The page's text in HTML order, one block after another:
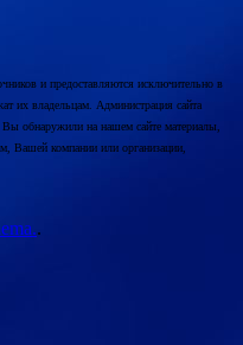
и предоставляются исключительно в
их владельцам. Администрация сайта
Вы обнаружили на нашем сайте материалы,
Вашей компании или организации,
.